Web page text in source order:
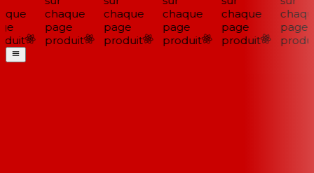
chaque
page
produit
chaque
page
produit
chaque
page
produit
chaque
page
produit
page
produit